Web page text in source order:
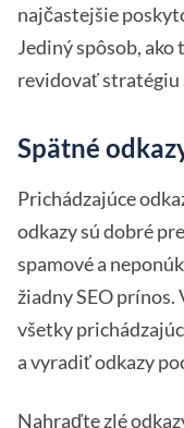
najčastejšie
Jediný spôsob,
revidovať stratégiu
Spätné
Prichádzajúce
odkazy sú dobré
spamové a
žiadny SEO
všetky
a vyradiť odkazy
Nahraďte zlé